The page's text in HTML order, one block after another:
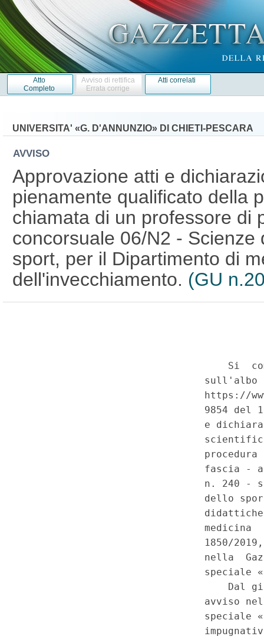
Atto
Completo
Avviso di rettifica
Errata corrige
Atti correlati
UNIVERSITA' «G. D'ANNUNZIO» DI CHIETI-PESCARA
AVVISO
Approvazione atti e
pienamente qualificato della
chiamata di un professore di
concorsuale 06/N2 -
sport, per il Dipartimento di
dell'invecchiamento. (GU